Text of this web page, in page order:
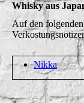
Whisky aus
Auf den
Nikka